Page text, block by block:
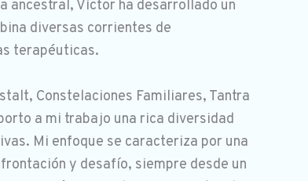
ancestral, Víctor ha desarrollado un
diversas corrientes de
terapéuticas.
Constelaciones Familiares, Tantra
a mi trabajo una rica diversidad
Mi enfoque se caracteriza por una
y desafío, siempre desde un